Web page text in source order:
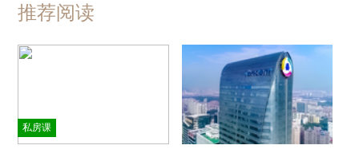
推荐阅读
私房课